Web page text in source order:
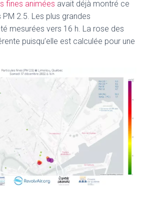
fines animées avait déjà montré ce
2.5. Les plus grandes
mesurées vers 16 h. La rose des
puisqu’elle est calculée pour une